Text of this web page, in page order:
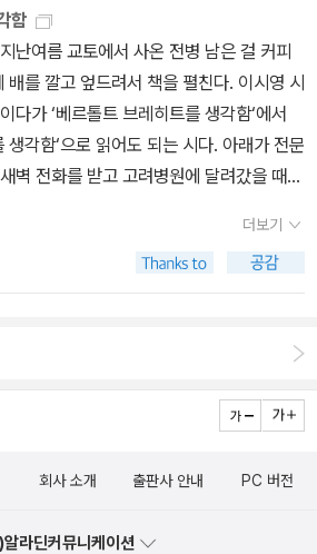
. 빗방울이 조금 긋기 시작하자 차수를 옮
반주하고 있고, 리허설 준비도 하고 있는
기 전, 시간이 조금 남는지 쥔장이 직접 연
. 언제 들어보겠어. 신기한 듯, 궁금한 듯
돌아와 그간 책 이
와 역사, 그리고 국내 소설에 관심이 많은
고있는 책벗의 반응이 궁금해서 추천하
유머나 농담, 웃음에 대한 관심사는 작업의
자본론 이야기도 많이 나누었지만 <부채>
원론에 대한 부분도 #연일물회 집까지 이
이라고 <객체란 무엇인가>를 전한 셈이다.
출근하는 독서가이자 애서가이기도 한 책
함
난여름 교토에서 사온 전병 남은 걸 커피
배를 깔고 엎드려서 책을 펼친다. 이시영 시
다가 ‘베르톨트 브레히트를 생각함‘에서
생각함‘으로 읽어도 되는 시다. 아래가 전문
벽 전화를 받고 고려병원에 달려갔을 때의
개처럼 살다가 개처럼 죽는다. 부탁한다.
게 살지 마라!˝ 그의 숨이 끊어지고 난 뒤
게 다짐했다. 빗방울 하나에도 절대 살해
‘의 마지막 행에서 차용했다고 시인은 덧
할 사명에 대해서도. 어젯밤 라스베이거스
에도 절대로 살해되어서는 안될 사명이 있
더보기
회사 소개 출판사 안내 PC 버전
라딘커뮤니케이션